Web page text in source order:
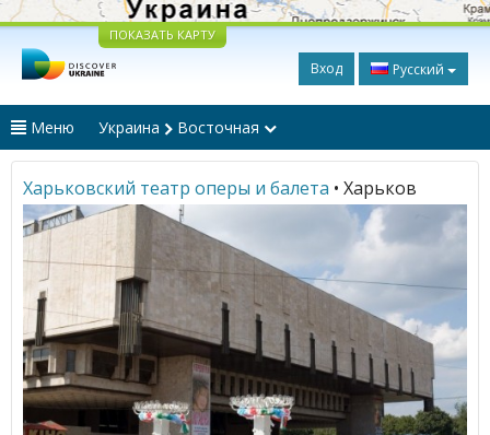
ПОКАЗАТЬ КАРТУ
Вход Русский
Меню Украина Восточная
Харьковский театр оперы и балета • Харьков